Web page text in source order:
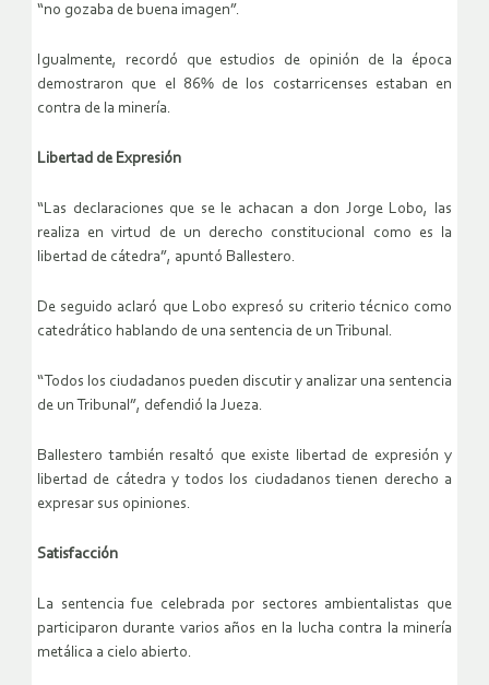
“no gozaba de buena imagen”.
Igualmente, recordó que estudios de opinión de la época
demostraron que el 86% de los costarricenses estaban en
contra de la minería.
Libertad de Expresión
“Las declaraciones que se le achacan a don Jorge Lobo, las
realiza en virtud de un derecho constitucional como es la
libertad de cátedra”, apuntó Ballestero.
De seguido aclaró que Lobo expresó su criterio técnico como
catedrático hablando de una sentencia de un Tribunal.
“Todos los ciudadanos pueden discutir y analizar una sentencia
de un Tribunal”, defendió la Jueza.
Ballestero también resaltó que existe libertad de expresión y
libertad de cátedra y todos los ciudadanos tienen derecho a
expresar sus opiniones.
Satisfacción
La sentencia fue celebrada por sectores ambientalistas que
participaron durante varios años en la lucha contra la minería
metálica a cielo abierto.